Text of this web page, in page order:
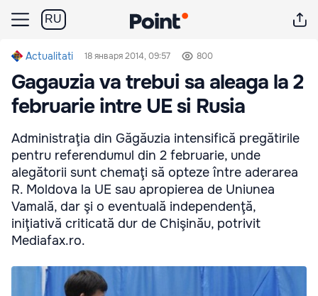
RU
Actualitati 18 января 2014, 09:57 800
Gagauzia va trebui sa aleaga la 2
februarie intre UE si Rusia
Administraţia din Găgăuzia intensifică pregătirile
pentru referendumul din 2 februarie, unde
alegătorii sunt chemaţi să opteze între aderarea
R. Moldova la UE sau apropierea de Uniunea
Vamală, dar şi o eventuală independenţă,
iniţiativă criticată dur de Chişinău, potrivit
Mediafax.ro.